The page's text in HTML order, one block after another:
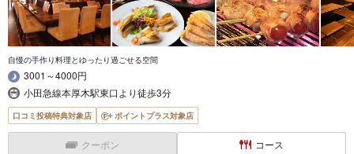
自慢の手作り料理とゆったり過ごせる空間
3001～4000円
小田急線本厚木駅東口より徒歩3分
口コミ投稿特典対象店 ポイントプラス対象店
クーポン コース